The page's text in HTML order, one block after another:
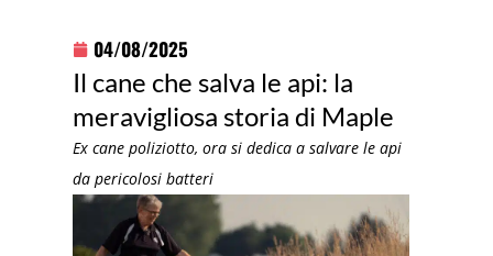
04/08/2025
Il cane che salva le api: la
meravigliosa storia di Maple
Ex cane poliziotto, ora si dedica a salvare le api
da pericolosi batteri